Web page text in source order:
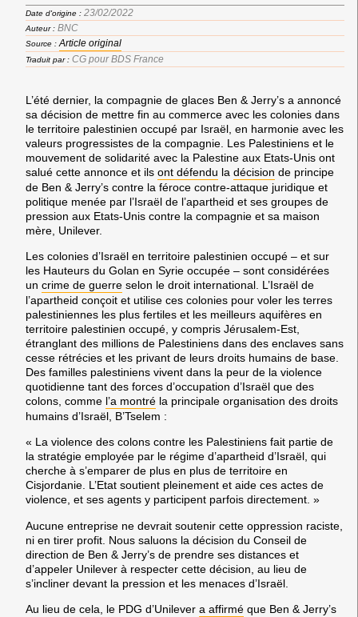
Date d'origine : 23/02/2022
Auteur : BNC
Source : Article original
Traduit par : CG pour BDS France
L’été dernier, la compagnie de glaces Ben & Jerry’s a annoncé
sa décision de mettre fin au commerce avec les colonies dans
le territoire palestinien occupé par Israël, en harmonie avec les
valeurs progressistes de la compagnie. Les Palestiniens et le
mouvement de solidarité avec la Palestine aux Etats-Unis ont
salué cette annonce et ils ont défendu la décision de principe
de Ben & Jerry’s contre la féroce contre-attaque juridique et
politique menée par l’Israël de l’apartheid et ses groupes de
pression aux Etats-Unis contre la compagnie et sa maison
mère, Unilever.
Les colonies d’Israël en territoire palestinien occupé – et sur
les Hauteurs du Golan en Syrie occupée – sont considérées
un crime de guerre selon le droit international. L’Israël de
l’apartheid conçoit et utilise ces colonies pour voler les terres
palestiniennes les plus fertiles et les meilleurs aquifères en
territoire palestinien occupé, y compris Jérusalem-Est,
étranglant des millions de Palestiniens dans des enclaves sans
cesse rétrécies et les privant de leurs droits humains de base.
Des familles palestiniens vivent dans la peur de la violence
quotidienne tant des forces d’occupation d’Israël que des
colons, comme l’a montré la principale organisation des droits
humains d’Israël, B’Tselem :
« La violence des colons contre les Palestiniens fait partie de
la stratégie employée par le régime d’apartheid d’Israël, qui
cherche à s’emparer de plus en plus de territoire en
Cisjordanie. L’Etat soutient pleinement et aide ces actes de
violence, et ses agents y participent parfois directement. »
Aucune entreprise ne devrait soutenir cette oppression raciste,
ni en tirer profit. Nous saluons la décision du Conseil de
direction de Ben & Jerry’s de prendre ses distances et
d’appeler Unilever à respecter cette décision, au lieu de
s’incliner devant la pression et les menaces d’Israël.
Au lieu de cela, le PDG d’Unilever a affirmé que Ben & Jerry’s